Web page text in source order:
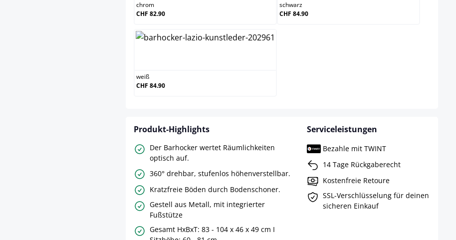
chrom
CHF 82.90
schwarz
CHF 84.90
weiß
CHF 84.90
Produkt-Highlights
Der Barhocker wertet Räumlichkeiten
optisch auf.
360° drehbar, stufenlos höhenverstellbar.
Kratzfreie Böden durch Bodenschoner.
Gestell aus Metall, mit integrierter
Fußstütze
Gesamt HxBxT: 83 - 104 x 46 x 49 cm I
Serviceleistungen
Bezahle mit TWINT
14 Tage Rückgaberecht
Kostenfreie Retoure
SSL-Verschlüsselung für deinen
sicheren Einkauf